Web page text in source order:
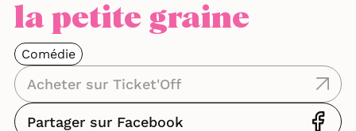
la petite graine
Comédie
Acheter sur Ticket'Off
Partager sur Facebook